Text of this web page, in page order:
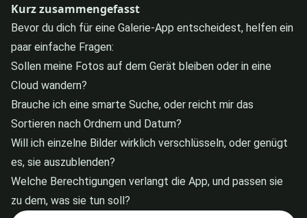
Kurz zusammengefasst
Bevor du dich für eine Galerie-App entscheidest, helfen ein
paar einfache Fragen:
Sollen meine Fotos auf dem Gerät bleiben oder in eine
Cloud wandern?
Brauche ich eine smarte Suche, oder reicht mir das
Sortieren nach Ordnern und Datum?
Will ich einzelne Bilder wirklich verschlüsseln, oder genügt
es, sie auszublenden?
Welche Berechtigungen verlangt die App, und passen sie
zu dem, was sie tun soll?